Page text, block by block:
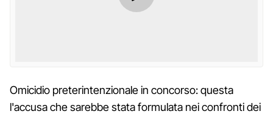
Omicidio preterintenzionale in concorso: questa
l'accusa che sarebbe stata formulata nei confronti dei